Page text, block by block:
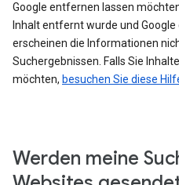
Google entfernen lassen
Inhalt entfernt wurde und
erscheinen die Informationen
Suchergebnissen. Falls Sie
möchten, besuchen Sie diese
Werden meine